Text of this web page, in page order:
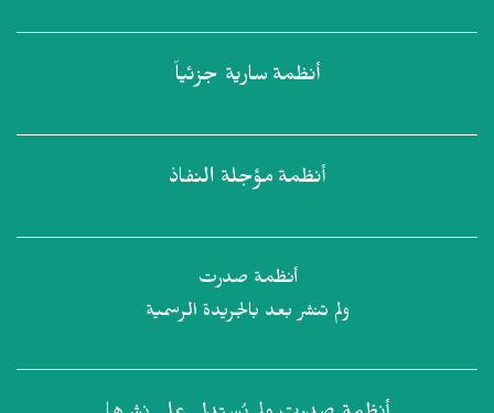
أنظمة سارية جزئياً
أنظمة مؤجلة النفاذ
أنظمة صدرت
ولم تنشر بعد بالجريدة الرسمية